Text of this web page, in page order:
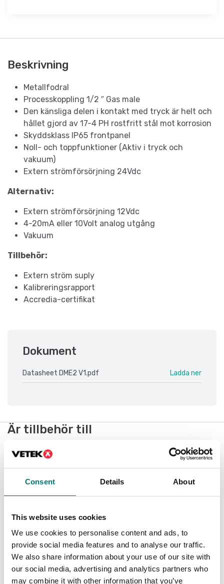
Consent Details About
This website uses cookies
We use cookies to personalise content and ads, to
provide social media features and to analyse our traffic.
We also share information about your use of our site with
our social media, advertising and analytics partners who
may combine it with other information that you’ve
Beskrivning
Metallfodral
Processkoppling 1/2 ″ Gas male
Den känsliga delen i kontakt med tryck är helt och
hållet gjord av 17-4 PH rostfritt stål mot korrosion
Skyddsklass IP65 frontpanel
Noll- och toppfunktioner (Aktiv i tryck och
vakuum)
Extern strömförsörjning 24Vdc
Alternativ:
Extern strömförsörjning 12Vdc
4-20mA eller 10Volt analog utgång
Vakuum
Tillbehör:
Extern ström suply
Kalibreringsrapport
Accredia-certifikat
Dokument
Datasheet DME2 V1.pdf Ladda ner
Är tillbehör till
Visar1/1